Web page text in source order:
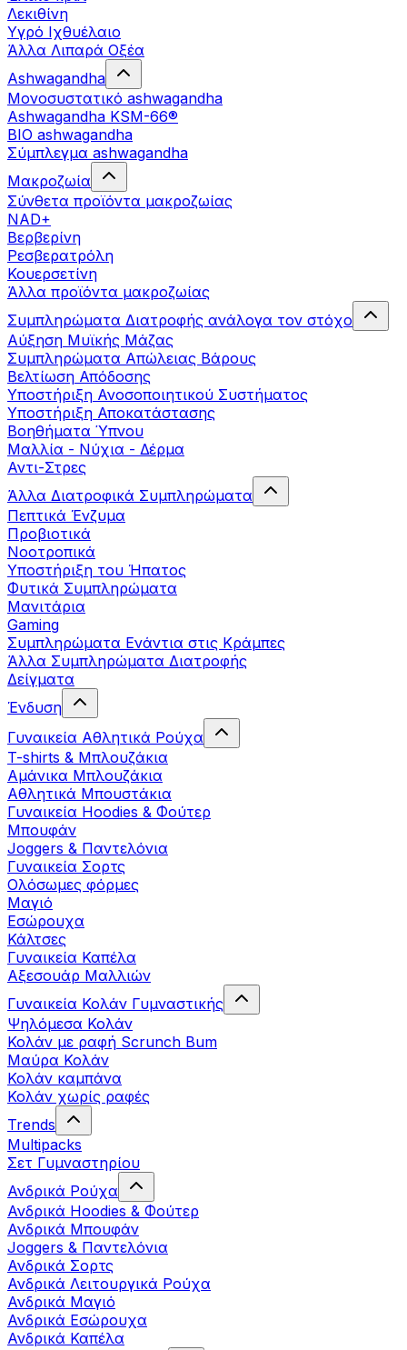
Λεκιθίνη
Υγρό Ιχθυέλαιο
Άλλα Λιπαρά Οξέα
Ashwagandha
Μονοσυστατικό ashwagandha
Ashwagandha KSM-66®
BIO ashwagandha
Σύμπλεγμα ashwagandha
Μακροζωία
Σύνθετα προϊόντα μακροζωίας
NAD+
Βερβερίνη
Ρεσβερατρόλη
Κουερσετίνη
Άλλα προϊόντα μακροζωίας
Συμπληρώματα Διατροφής ανάλογα τον στόχο
Αύξηση Μυϊκής Μάζας
Συμπληρώματα Aπώλειας Βάρους
Βελτίωση Απόδοσης
Υποστήριξη Ανοσοποιητικού Συστήματος
Yποστήριξη Αποκατάστασης
Βοηθήματα Ύπνου
Μαλλία - Νύχια - Δέρμα
Αντι-Στρες
Άλλα Διατροφικά Συμπληρώματα
Πεπτικά Ένζυμα
Προβιοτικά
Νοοτροπικά
Υποστήριξη του Ήπατος
Φυτικά Συμπληρώματα
Μανιτάρια
Gaming
Συμπληρώματα Ενάντια στις Κράμπες
Άλλα Συμπληρώματα Διατροφής
Δείγματα
Ένδυση
Γυναικεία Αθλητικά Ρούχα
T-shirts & Μπλουζάκια
Αμάνικα Μπλουζάκια
Aθλητικά Μπουστάκια
Γυναικεία Hoodies & Φούτερ
Μπουφάν
Joggers & Παντελόνια
Γυναικεία Σορτς
Ολόσωμες φόρμες
Μαγιό
Εσώρουχα
Κάλτσες
Γυναικεία Καπέλα
Αξεσουάρ Μαλλιών
Γυναικεία Κολάν Γυμναστικής
Ψηλόμεσα Κολάν
Κολάν με ραφή Scrunch Bum
Μαύρα Κολάν
Κολάν καμπάνα
Κολάν χωρίς ραφές
Trends
Multipacks
Σετ Γυμναστηρίου
Ανδρικά Ρούχα
Ανδρικά Hoodies & Φούτερ
Ανδρικά Μπουφάν
Joggers & Παντελόνια
Ανδρικά Σορτς
Ανδρικά Λειτουργικά Ρούχα
Ανδρικά Μαγιό
Ανδρικά Εσώρουχα
Ανδρικά Καπέλα